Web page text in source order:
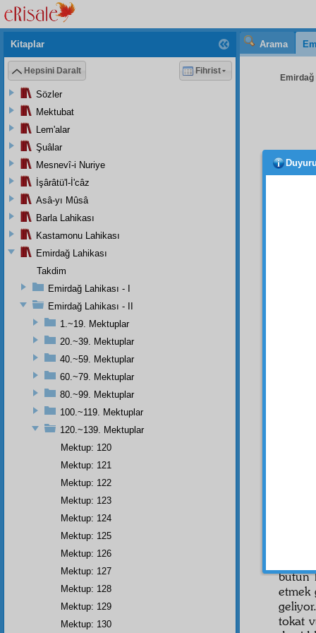
Arama
Emirdağ
bir
bütün
etmek
tokat
Kitaplar
Hepsini Daralt Fihrist
Sözler
Mektubat
Lem'alar
Şuâlar
Mesnevî-i Nuriye
İşârâtü'l-İ'câz
Asâ-yı Mûsâ
Barla Lahikası
Kastamonu Lahikası
Emirdağ Lahikası
Takdim
Emirdağ Lahikası - I
Emirdağ Lahikası - II
1.~19. Mektuplar
20.~39. Mektuplar
40.~59. Mektuplar
60.~79. Mektuplar
80.~99. Mektuplar
100.~119. Mektuplar
120.~139. Mektuplar
Mektup: 120
Mektup: 121
Mektup: 122
Mektup: 123
Mektup: 124
Mektup: 125
Mektup: 126
Mektup: 127
Mektup: 128
Mektup: 129
Mektup: 130
Duyuru